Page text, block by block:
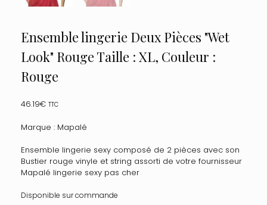
Ensemble lingerie Deux Pièces "Wet
Look" Rouge Taille : XL, Couleur :
Rouge
46.19€ TTC
Marque : Mapalé
Ensemble lingerie sexy composé de 2 pièces avec son
Bustier rouge vinyle et string assorti de votre fournisseur
Mapalé lingerie sexy pas cher
Disponible sur commande